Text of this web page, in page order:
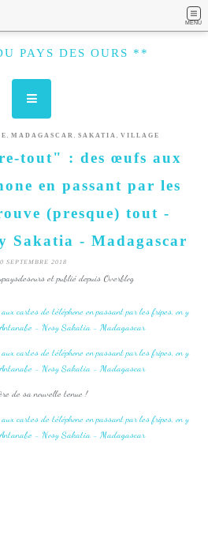
MENU
PAYS DES OURS **
, MADAGASCAR , SAKATIA , VILLAGE
tout" : des œufs aux
en passant par les
(presque) tout -
Sakatia - Madagascar
SEPTEMBRE 2018
et publié depuis Overblog
de sa nouvelle tenue !